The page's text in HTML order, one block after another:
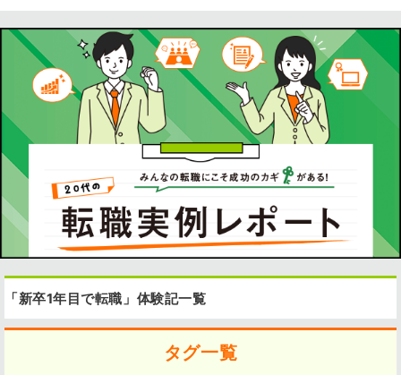
「新卒1年目で転職」体験記一覧
タグ一覧